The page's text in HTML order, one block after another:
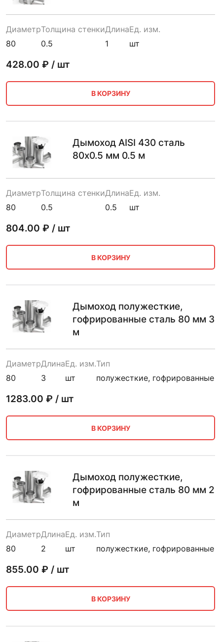
Диаметр
80
Толщина стенки
0.5
Длина
1
Ед. изм.
шт
428.00 ₽ / шт
В КОРЗИНУ
Дымоход AISI 430 сталь
80х0.5 мм 0.5 м
Диаметр
80
Толщина стенки
0.5
Длина
0.5
Ед. изм.
шт
804.00 ₽ / шт
В КОРЗИНУ
Дымоход полужесткие,
гофрированные сталь 80 мм 3
м
Диаметр
80
Длина
3
Ед. изм.
шт
Тип
полужесткие, гофрированные
1283.00 ₽ / шт
В КОРЗИНУ
Дымоход полужесткие,
гофрированные сталь 80 мм 2
м
Диаметр
80
Длина
2
Ед. изм.
шт
Тип
полужесткие, гофрированные
855.00 ₽ / шт
В КОРЗИНУ